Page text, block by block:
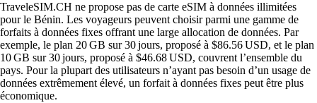
TraveleSIM.CH ne propose pas de carte eSIM à données illimitées
pour le Bénin. Les voyageurs peuvent choisir parmi une gamme de
forfaits à données fixes offrant une large allocation de données. Par
exemple, le plan 20 GB sur 30 jours, proposé à $86.56 USD, et le plan
10 GB sur 30 jours, proposé à $46.68 USD, couvrent l’ensemble du
pays. Pour la plupart des utilisateurs n’ayant pas besoin d’un usage de
données extrêmement élevé, un forfait à données fixes peut être plus
économique.